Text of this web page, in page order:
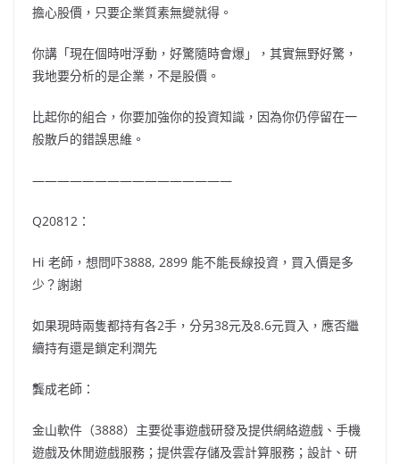
擔心股價，只要企業質素無變就得。
你講「現在個時咁浮動，好驚隨時會爆」，其實無野好驚，
我地要分析的是企業，不是股價。
比起你的組合，你要加強你的投資知識，因為你仍停留在一
般散戶的錯誤思維。
————————————————
Q20812：
Hi 老師，想問吓3888, 2899 能不能長線投資，買入價是多
少？謝謝
如果現時兩隻都持有各2手，分另38元及8.6元買入，應否繼
續持有還是鎖定利潤先
龔成老師：
金山軟件（3888）主要從事遊戲研發及提供網絡遊戲、手機
遊戲及休閒遊戲服務；提供雲存儲及雲計算服務；設計、研